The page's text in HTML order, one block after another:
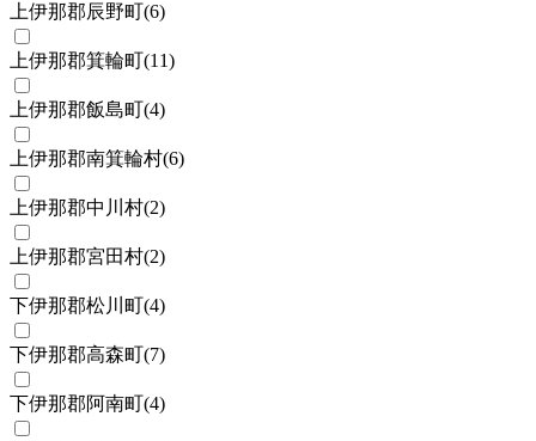
上伊那郡辰野町(6)
上伊那郡箕輪町(11)
上伊那郡飯島町(4)
上伊那郡南箕輪村(6)
上伊那郡中川村(2)
上伊那郡宮田村(2)
下伊那郡松川町(4)
下伊那郡高森町(7)
下伊那郡阿南町(4)